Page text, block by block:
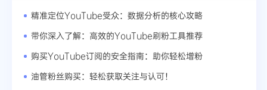
精准定位YouTube受众：数据分析的核心攻略
带你深入了解：高效的YouTube刷粉工具推荐
购买YouTube订阅的安全指南：助你轻松增粉
油管粉丝购买：轻松获取关注与认可！